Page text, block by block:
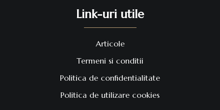
Link-uri utile
Articole
Termeni si conditii
Politica de confidentialitate
Politica de utilizare cookies